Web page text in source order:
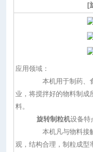
[
应用领域：
本机用于制药、
业，将搅拌好的物料制成
料。
旋转制粒机设备特
本机凡与物料接
观，结构合理，制粒成型